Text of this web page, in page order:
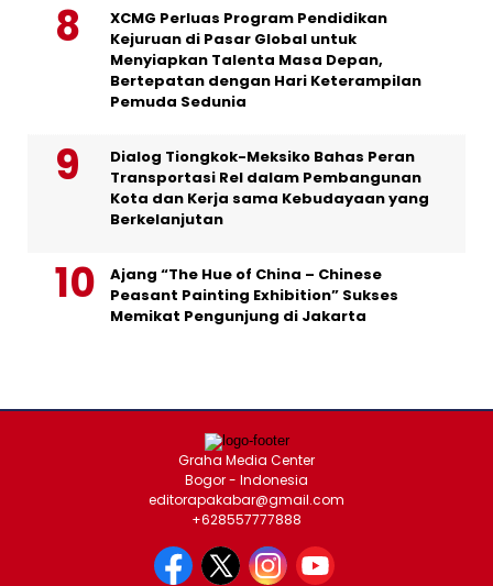
XCMG Perluas Program Pendidikan
Kejuruan di Pasar Global untuk
Menyiapkan Talenta Masa Depan,
Bertepatan dengan Hari Keterampilan
Pemuda Sedunia
Dialog Tiongkok-Meksiko Bahas Peran
Transportasi Rel dalam Pembangunan
Kota dan Kerja sama Kebudayaan yang
Berkelanjutan
Ajang “The Hue of China – Chinese
Peasant Painting Exhibition” Sukses
Memikat Pengunjung di Jakarta
Graha Media Center
Bogor - Indonesia
editorapakabar@gmail.com
+628557777888